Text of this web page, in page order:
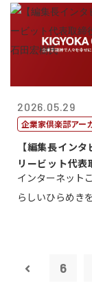
2026.05.29
企業家倶楽部アー
【編集長イン
リービット代表
ＣＥＯ 石田...
インターネット
らしいひらめき
6